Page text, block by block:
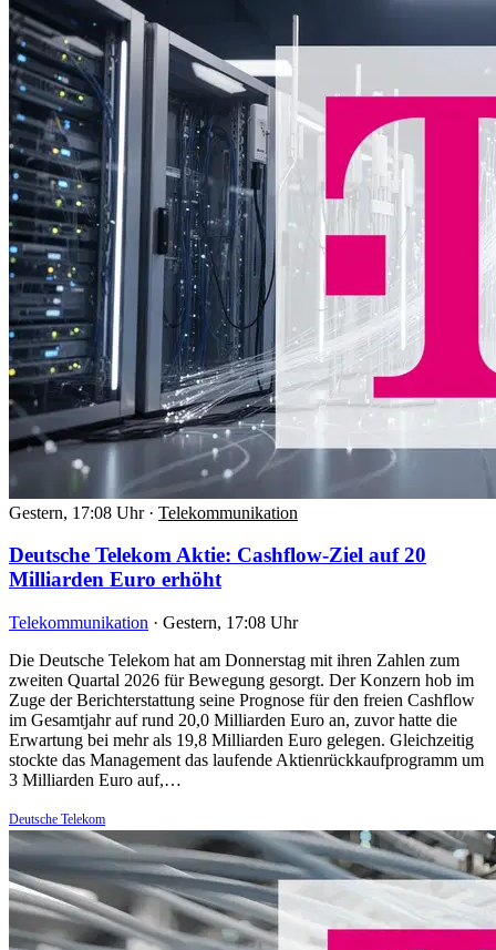
Gestern, 17:08 Uhr · Telekommunikation
Deutsche Telekom Aktie: Cashflow-Ziel auf 20
Milliarden Euro erhöht
Telekommunikation · Gestern, 17:08 Uhr
Die Deutsche Telekom hat am Donnerstag mit ihren Zahlen zum
zweiten Quartal 2026 für Bewegung gesorgt. Der Konzern hob im
Zuge der Berichterstattung seine Prognose für den freien Cashflow
im Gesamtjahr auf rund 20,0 Milliarden Euro an, zuvor hatte die
Erwartung bei mehr als 19,8 Milliarden Euro gelegen. Gleichzeitig
stockte das Management das laufende Aktienrückkaufprogramm um
3 Milliarden Euro auf,…
Deutsche Telekom